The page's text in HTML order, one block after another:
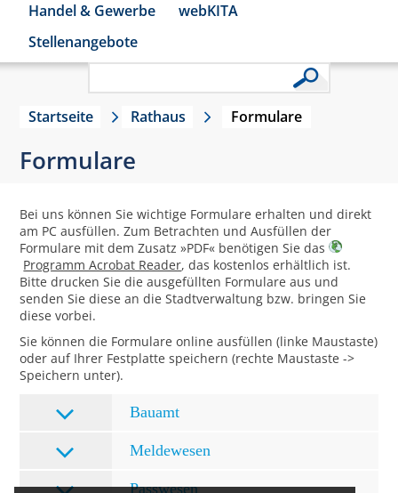
Handel & Gewerbe
webKITA
Stellenangebote
Startseite Rathaus Formulare
Formulare
Bei uns können Sie wichtige Formulare erhalten und direkt
am PC ausfüllen. Zum Betrachten und Ausfüllen der
Formulare mit dem Zusatz »PDF« benötigen Sie das
Programm Acrobat Reader, das kostenlos erhältlich ist.
Bitte drucken Sie die ausgefüllten Formulare aus und
senden Sie diese an die Stadtverwaltung bzw. bringen Sie
diese vorbei.
Sie können die Formulare online ausfüllen (linke Maustaste)
oder auf Ihrer Festplatte speichern (rechte Maustaste ->
Speichern unter).
Bauamt
Meldewesen
Passwesen